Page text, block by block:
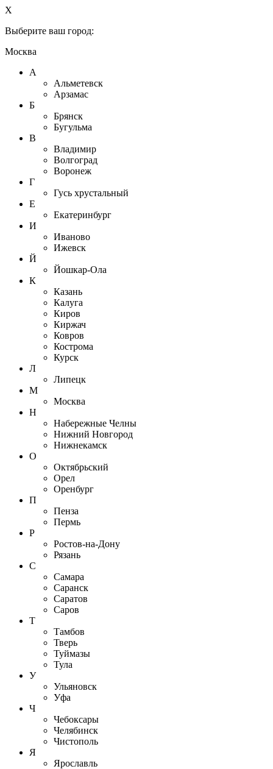
X
Выберите ваш город:
Москва
А
Альметевск
Арзамас
Б
Брянск
Бугульма
В
Владимир
Волгоград
Воронеж
Г
Гусь хрустальный
Е
Екатеринбург
И
Иваново
Ижевск
Й
Йошкар-Ола
К
Казань
Калуга
Киров
Киржач
Ковров
Кострома
Курск
Л
Липецк
М
Москва
Н
Набережные Челны
Нижний Новгород
Нижнекамск
О
Октябрьский
Орел
Оренбург
П
Пенза
Пермь
Р
Ростов-на-Дону
Рязань
С
Самара
Саранск
Саратов
Саров
Т
Тамбов
Тверь
Туймазы
Тула
У
Ульяновск
Уфа
Ч
Чебоксары
Челябинск
Чистополь
Я
Ярославль